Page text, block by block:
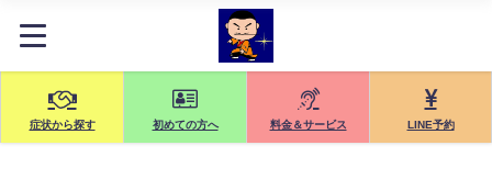
症状から探す 初めての方へ 料金＆サービス LINE予約